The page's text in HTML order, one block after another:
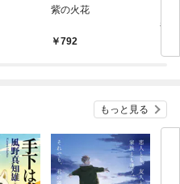
紫の火花
792
者
もっと見る